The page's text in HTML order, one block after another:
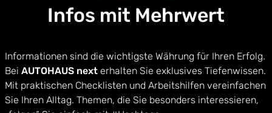
Infos mit Mehrwert
Informationen sind die wichtigste Währung für Ihren Erfolg.
Bei AUTOHAUS next erhalten Sie exklusives Tiefenwissen.
Mit praktischen Checklisten und Arbeitshilfen vereinfachen
Sie Ihren Alltag. Themen, die Sie besonders interessieren,